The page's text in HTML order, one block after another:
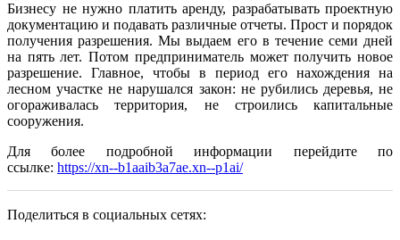
Бизнесу не нужно платить аренду, разрабатывать проектную
документацию и подавать различные отчеты. Прост и порядок
получения разрешения. Мы выдаем его в течение семи дней
на пять лет. Потом предприниматель может получить новое
разрешение. Главное, чтобы в период его нахождения на
лесном участке не нарушался закон: не рубились деревья, не
огораживалась территория, не строились капитальные
сооружения.
Для более подробной информации перейдите по
ссылке: https://xn--b1aaib3a7ae.xn--p1ai/
Поделиться в социальных сетях: